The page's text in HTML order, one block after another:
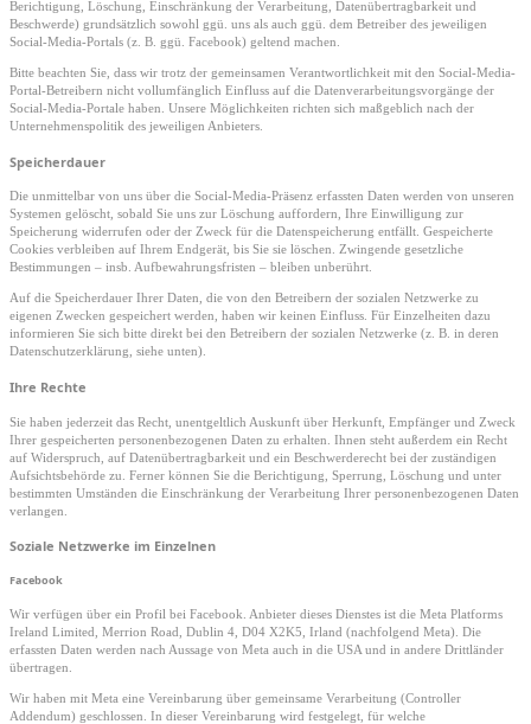
Berichtigung, Löschung, Einschränkung der Verarbeitung, Datenübertragbarkeit und
Beschwerde) grundsätzlich sowohl ggü. uns als auch ggü. dem Betreiber des jeweiligen
Social-Media-Portals (z. B. ggü. Facebook) geltend machen.
Bitte beachten Sie, dass wir trotz der gemeinsamen Verantwortlichkeit mit den Social-Media-
Portal-Betreibern nicht vollumfänglich Einfluss auf die Datenverarbeitungsvorgänge der
Social-Media-Portale haben. Unsere Möglichkeiten richten sich maßgeblich nach der
Unternehmenspolitik des jeweiligen Anbieters.
Speicherdauer
Die unmittelbar von uns über die Social-Media-Präsenz erfassten Daten werden von unseren
Systemen gelöscht, sobald Sie uns zur Löschung auffordern, Ihre Einwilligung zur
Speicherung widerrufen oder der Zweck für die Datenspeicherung entfällt. Gespeicherte
Cookies verbleiben auf Ihrem Endgerät, bis Sie sie löschen. Zwingende gesetzliche
Bestimmungen – insb. Aufbewahrungsfristen – bleiben unberührt.
Auf die Speicherdauer Ihrer Daten, die von den Betreibern der sozialen Netzwerke zu
eigenen Zwecken gespeichert werden, haben wir keinen Einfluss. Für Einzelheiten dazu
informieren Sie sich bitte direkt bei den Betreibern der sozialen Netzwerke (z. B. in deren
Datenschutzerklärung, siehe unten).
Ihre Rechte
Sie haben jederzeit das Recht, unentgeltlich Auskunft über Herkunft, Empfänger und Zweck
Ihrer gespeicherten personenbezogenen Daten zu erhalten. Ihnen steht außerdem ein Recht
auf Widerspruch, auf Datenübertragbarkeit und ein Beschwerderecht bei der zuständigen
Aufsichtsbehörde zu. Ferner können Sie die Berichtigung, Sperrung, Löschung und unter
bestimmten Umständen die Einschränkung der Verarbeitung Ihrer personenbezogenen Daten
verlangen.
Soziale Netzwerke im Einzelnen
Facebook
Wir verfügen über ein Profil bei Facebook. Anbieter dieses Dienstes ist die Meta Platforms
Ireland Limited, Merrion Road, Dublin 4, D04 X2K5, Irland (nachfolgend Meta). Die
erfassten Daten werden nach Aussage von Meta auch in die USA und in andere Drittländer
übertragen.
Wir haben mit Meta eine Vereinbarung über gemeinsame Verarbeitung (Controller
Addendum) geschlossen. In dieser Vereinbarung wird festgelegt, für welche